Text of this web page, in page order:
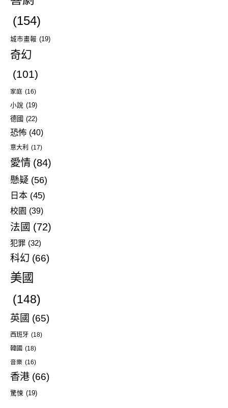
(154)
城市畫報 (19)
奇幻
(101)
家庭 (16)
小說 (19)
德國 (22)
恐怖 (40)
意大利 (17)
愛情 (84)
懸疑 (56)
日本 (45)
校園 (39)
法國 (72)
犯罪 (32)
科幻 (66)
美國
(148)
英國 (65)
西班牙 (18)
韓國 (18)
音樂 (16)
香港 (66)
驚悚 (19)